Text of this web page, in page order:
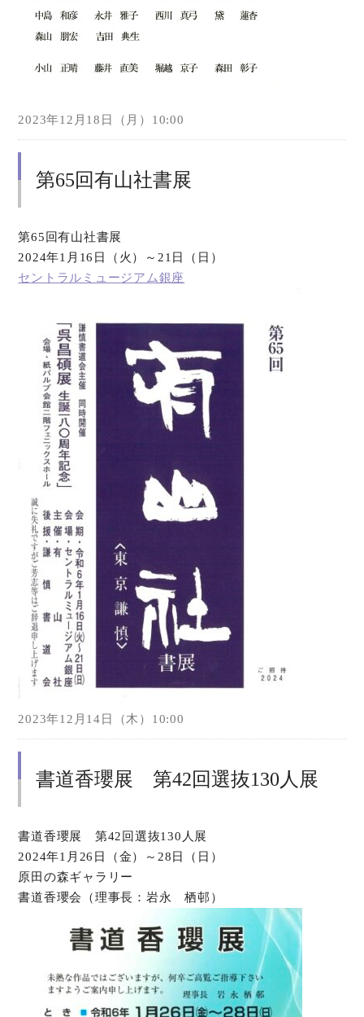
2023年12月18日（月）10:00
第65回有山社書展
第65回有山社書展
2024年1月16日（火）～21日（日）
セントラルミュージアム銀座
2023年12月14日（木）10:00
書道香瓔展 第42回選抜130人展
書道香瓔展 第42回選抜130人展
2024年1月26日（金）～28日（日）
原田の森ギャラリー
書道香瓔会（理事長：岩永 栖邨）